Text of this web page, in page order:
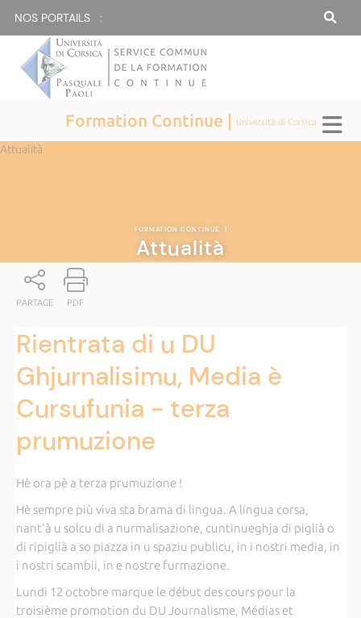
NOS PORTAILS :
Formation Continue | Università di Corsica
Attualità
FORMATION CONTINUE |
Attualità
PARTAGE PDF
Rientrata di u DU
Ghjurnalisimu, Media è
Cursufunia - terza
prumuzione
Hè ora pè a terza prumuzione !
Hè sempre più viva sta brama di lingua. A lingua corsa,
nant'à u solcu di a nurmalisazione, cuntinueghja di piglià o
di ripiglià a so piazza in u spaziu publicu, in i nostri media, in
i nostri scambii, in e nostre furmazione.
Lundi 12 octobre marque le début des cours pour la
troisième promotion du DU Journalisme, Médias et